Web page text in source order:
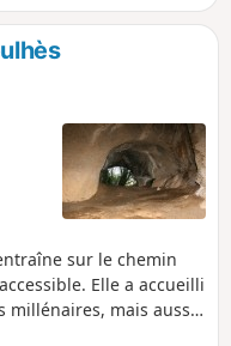
multi-centenaire, à la
dont le fameux
évêchés en
sur le chemin
Elle a accueilli
millénaires, mais aussi